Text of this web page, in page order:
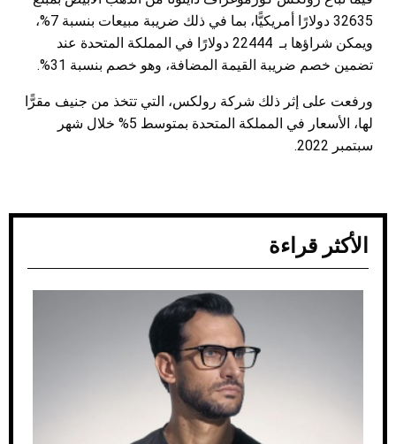
32635 دولارًا أمريكيًّا، بما في ذلك ضريبة مبيعات بنسبة 7%،
ويمكن شراؤها بـ 22444 دولارًا في المملكة المتحدة عند
تضمين خصم ضريبة القيمة المضافة، وهو خصم بنسبة 31%.
ورفعت على إثر ذلك شركة رولكس، التي تتخذ من جنيف مقرًّا
لها، الأسعار في المملكة المتحدة بمتوسط 5% خلال شهر
سبتمبر 2022.
الأكثر قراءة